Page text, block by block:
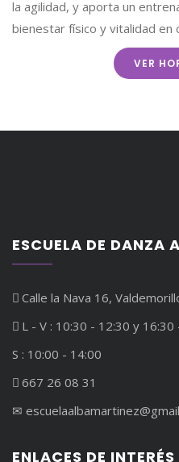
la agilidad, y aporta un
bienestar físico y vitalidad en
VER
ESCUELA DE DANZA
Calle la Nava 16,
L - V : 10:30 - 12:30 y 16:30
S : 10:00 - 14:00
667 26 08 31
✉︎
ENLACES DE INTERÉS